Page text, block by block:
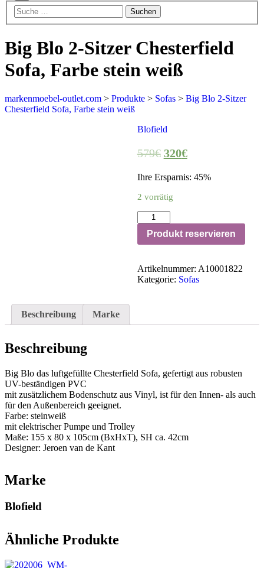
Big Blo 2-Sitzer Chesterfield
Sofa, Farbe stein weiß
markenmoebel-outlet.com > Produkte > Sofas > Big Blo 2-Sitzer
Chesterfield Sofa, Farbe stein weiß
Blofield
579€ 320€
Ihre Ersparnis: 45%
2 vorrätig
Produkt reservieren
Artikelnummer: A10001822
Kategorie: Sofas
Beschreibung Marke
Beschreibung
Big Blo das luftgefüllte Chesterfield Sofa, gefertigt aus robusten
UV-beständigen PVC
mit zusätzlichem Bodenschutz aus Vinyl, ist für den Innen- als auch
für den Außenbereich geeignet.
Farbe: steinweiß
mit elektrischer Pumpe und Trolley
Maße: 155 x 80 x 105cm (BxHxT), SH ca. 42cm
Designer: Jeroen van de Kant
Marke
Blofield
Ähnliche Produkte